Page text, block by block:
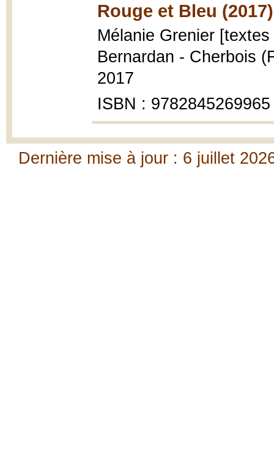
Rouge et Bleu (2017)
Mélanie Grenier
Bernardan - Cherbois
2017
ISBN : 9782845269965
Dernière mise à jour : 6 juillet